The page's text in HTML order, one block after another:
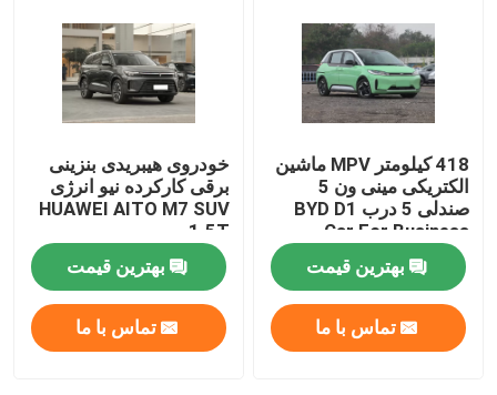
418 کیلومتر MPV ماشین
الکتریکی مینی ون 5
صندلی 5 درب BYD D1
Car For Business
بهترین قیمت
تماس با ما
خودروی هیبریدی بنزینی
برقی کارکرده نیو انرژی
HUAWEI AITO M7 SUV
1.5T
بهترین قیمت
تماس با ما